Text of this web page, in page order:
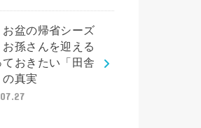
お盆の帰省シーズ
お孫さんを迎える
おきたい「田舎
真実